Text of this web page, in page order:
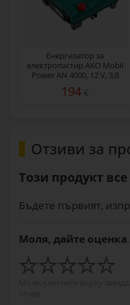
Енергизатор за
електропастир AKO Mobil
Power AN 4000, 12 V, 3,8
194 €
Отзиви за
Този продукт
Бъдете първият,
Моля, дайте оценка